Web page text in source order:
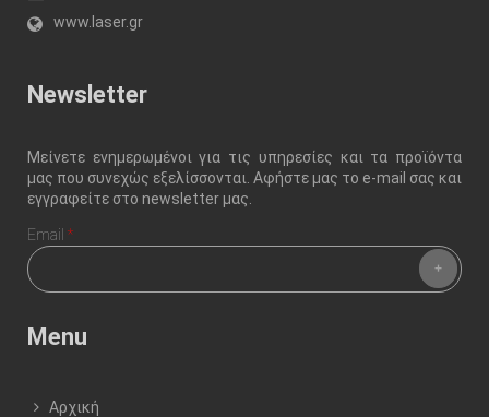
www.laser.gr
Newsletter
Μείνετε ενημερωμένοι για τις υπηρεσίες και τα προϊόντα
μας που συνεχώς εξελίσσονται. Αφήστε μας το e-mail σας και
εγγραφείτε στο newsletter μας.
Email *
Menu
Αρχική